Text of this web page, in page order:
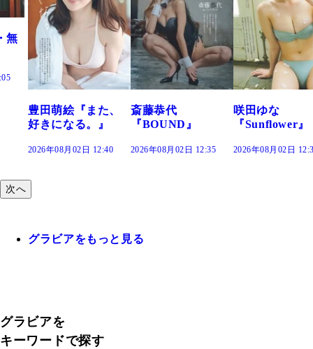
た、
斎藤恭代
『BOUND』
2026年08月02日 12:35
咲田ゆな
『Sunflower』
2026年08月02日 12:30
藤水咲桜『
だまり』
2026年08月02
次へ
グラビアをもっと見る
グラビアを
キーワードで探す